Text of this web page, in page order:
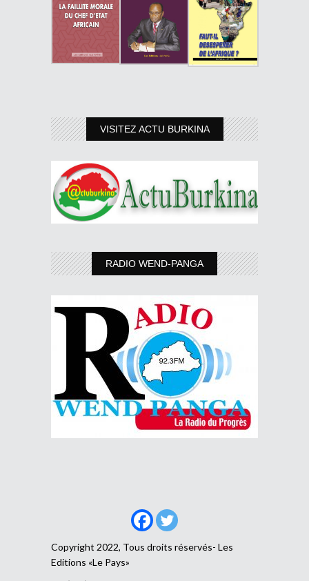
VISITEZ ACTU BURKINA
RADIO WEND-PANGA
Copyright 2022, Tous droits réservés- Les
Editions «Le Pays»